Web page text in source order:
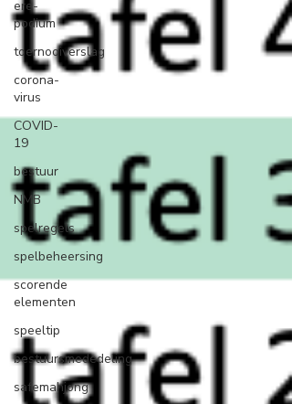
ere-
podium
toernooiverslag
corona-
virus
COVID-
19
bestuur
NMB
spelregels
spelbeheersing
scorende
elementen
speeltip
bestuursmededeling
safemahjong